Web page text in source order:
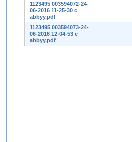
1123495 003594072-24-
06-2016 11-25-30 c
abbyy.pdf
1123495 003594073-24-
06-2016 12-04-53 c
abbyy.pdf